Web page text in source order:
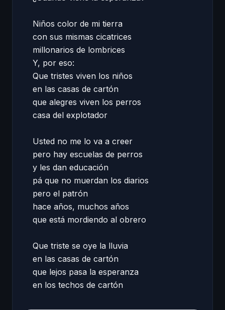
Niños color de mi tierra
con sus mismas cicatrices
millonarios de lombrices
Y, por eso:
Que tristes viven los niños
en las casas de cartón
que alegres viven los perros
casa del explotador
Usted no me lo va a creer
pero hay escuelas de perros
y les dan educación
pá que no muerdan los diarios
pero el patrón
hace años, muchos años
que está mordiendo al obrero
Que triste se oye la lluvia
en las casas de cartón
que lejos pasa la esperanza
en los techos de cartón